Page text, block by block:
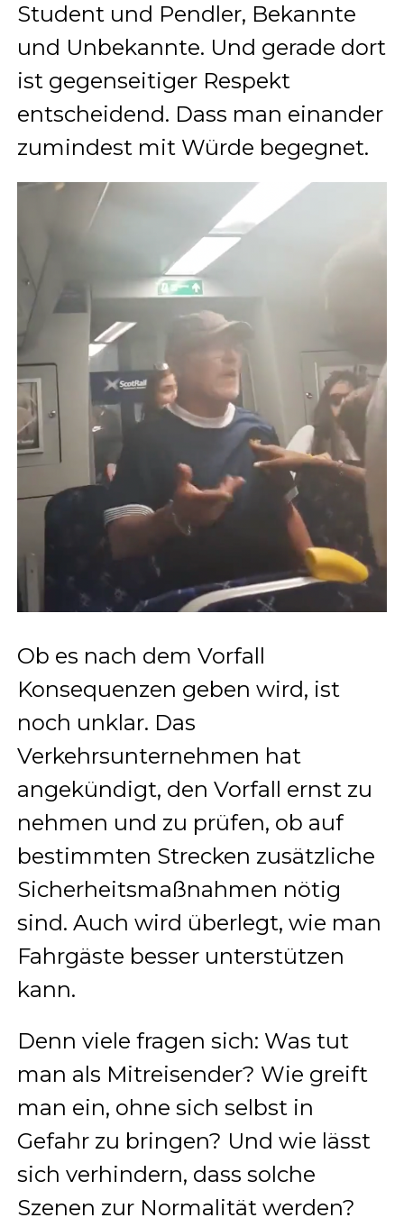
Student und Pendler, Bekannte
und Unbekannte. Und gerade dort
ist gegenseitiger Respekt
entscheidend. Dass man einander
zumindest mit Würde begegnet.
Ob es nach dem Vorfall
Konsequenzen geben wird, ist
noch unklar. Das
Verkehrsunternehmen hat
angekündigt, den Vorfall ernst zu
nehmen und zu prüfen, ob auf
bestimmten Strecken zusätzliche
Sicherheitsmaßnahmen nötig
sind. Auch wird überlegt, wie man
Fahrgäste besser unterstützen
kann.
Denn viele fragen sich: Was tut
man als Mitreisender? Wie greift
man ein, ohne sich selbst in
Gefahr zu bringen? Und wie lässt
sich verhindern, dass solche
Szenen zur Normalität werden?